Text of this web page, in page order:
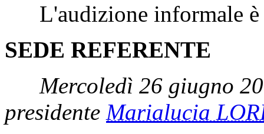
L'audizione informale è
SEDE REFERENTE
Mercoledì 26 giugno
presidente Marialucia